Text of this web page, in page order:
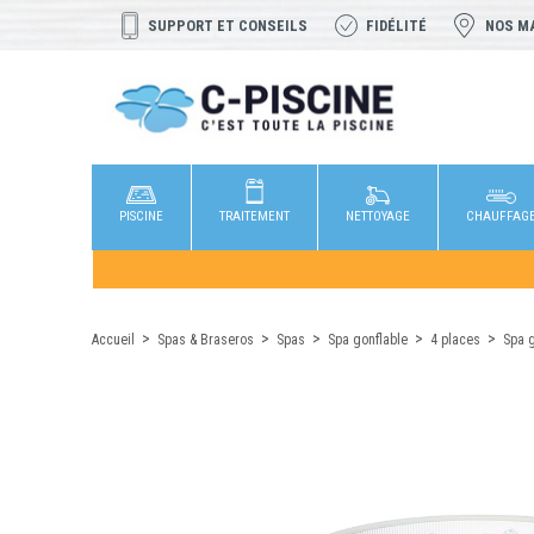
SUPPORT ET CONSEILS FIDÉLITÉ NOS
PISCINE TRAITEMENT NETTOYAGE
Accueil Spas & Braseros Spas Spa gonflable 4 places Spa